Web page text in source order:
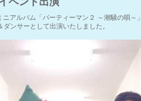
ニアルバム「パーティーマン２ ～潮騒の唄～
ンサーとして出演いたしました。